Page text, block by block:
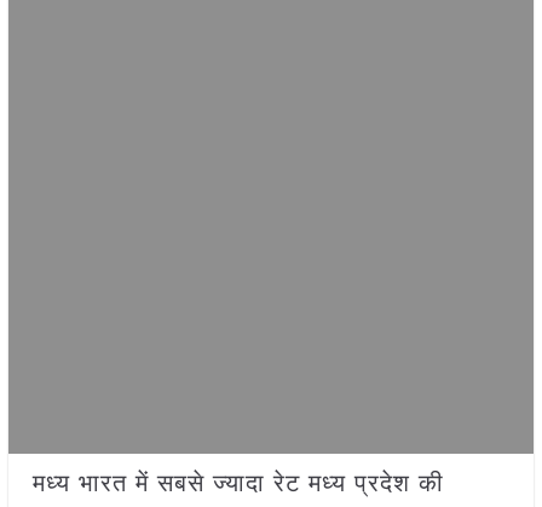
मध्य भारत में सबसे ज्यादा रेट मध्य प्रदेश की